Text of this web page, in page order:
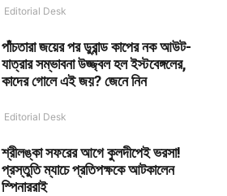
Editorial Desk
পাঁচতারা জয়ের পর ডুরান্ড কাপের নক আউট-
যাত্রার সম্ভাবনা উজ্জ্বল হল ইস্টবেঙ্গলের,
কাদের গোলে এই জয়? জেনে নিন
Editorial Desk
শ্রীলঙ্কা সফরের আগে কুলদীপেই ভরসা!
প্রস্তুতি ম্যাচে প্রতিপক্ষকে আটকালেন
স্পিনাররাই